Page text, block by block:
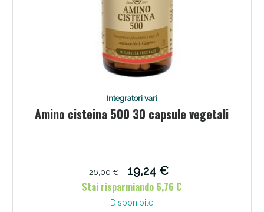
Integratori vari
Amino cisteina 500 30 capsule vegetali
26,00 €
19,24 €
Stai risparmiando 6,76 €
Disponibile